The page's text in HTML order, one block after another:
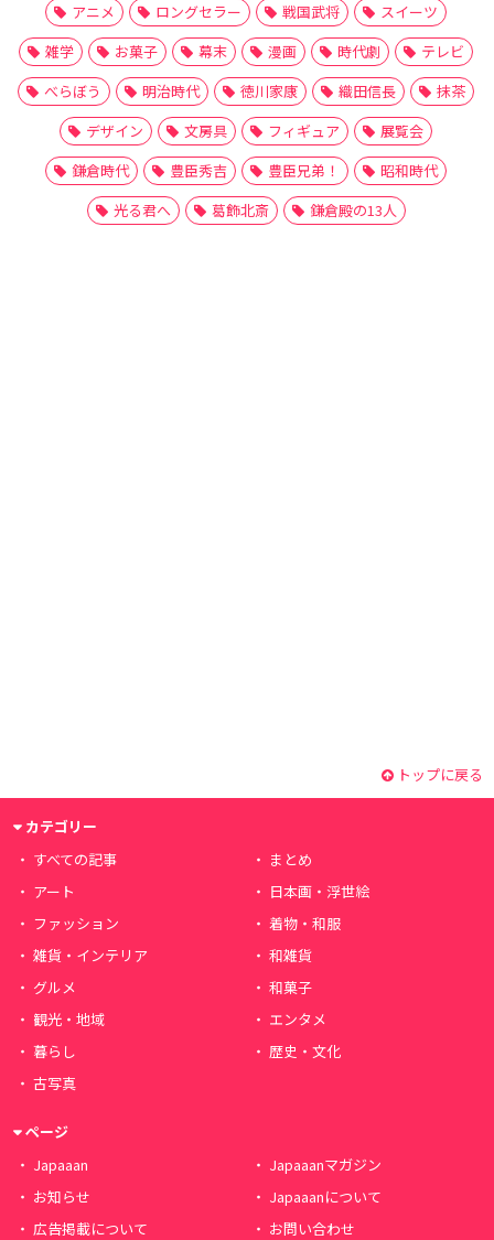
アニメ
ロングセラー 戦国武将
スイーツ
雑学
お菓子 幕末 漫画 時代劇
テレビ
べらぼう
明治時代 徳川家康 織田信長
抹茶
デザイン
文房具 フィギュア
展覧会
鎌倉時代
豊臣秀吉 豊臣兄弟！
昭和時代
光る君へ
葛飾北斎 鎌倉殿の13人
トップに戻る
カテゴリー
すべての記事
まとめ
アート
日本画・浮世絵
ファッション
着物・和服
雑貨・インテリア
和雑貨
グルメ
和菓子
観光・地域
エンタメ
暮らし
歴史・文化
古写真
ページ
Japaaan
Japaaanマガジン
お知らせ
Japaaanについて
広告掲載について
お問い合わせ